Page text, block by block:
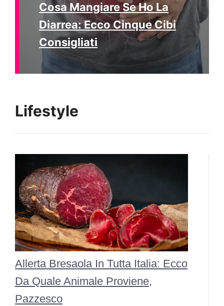
Cosa Mangiare Se Ho La
Diarrea: Ecco Cinque Cibi
Consigliati
Lifestyle
Allerta Bresaola In Tutta Italia: Ecco
Da Quale Animale Proviene,
Pazzesco